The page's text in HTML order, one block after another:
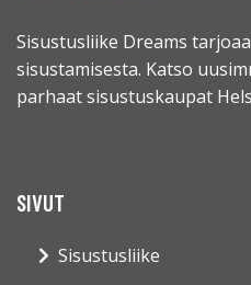
Sisustusliike Dreams
sisustamisesta. Katso
parhaat sisustuskaupat
SIVUT
Sisustusliike